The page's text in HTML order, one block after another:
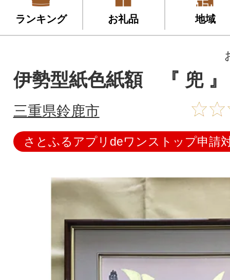
ランキング お礼品 地域
伊勢型紙色紙額 『 兜 』
三重県鈴鹿市
さとふるアプリdeワンストップ申請